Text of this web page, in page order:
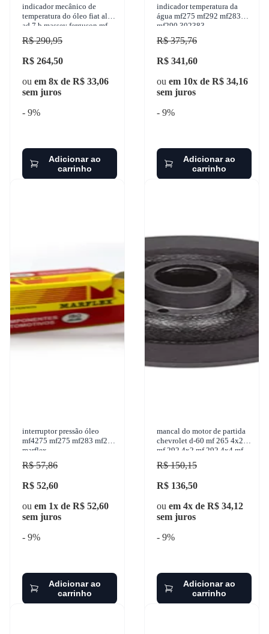
indicador mecânico de
temperatura do óleo fiat allis
ad 7 b massey ferguson mf
86 mf 250 e mf 250 e 4x4 mf
250 1950- tur
R$ 290,95
R$ 264,50
ou em 8x de R$ 33,06
sem juros
- 9%
Adicionar ao
carrinho
indicador temperatura da
água mf275 mf292 mf283
mf290 302383
R$ 375,76
R$ 341,60
ou em 10x de R$ 34,16
sem juros
- 9%
Adicionar ao
carrinho
interruptor pressão óleo
mf4275 mf275 mf283 mf290
marflex
R$ 57,86
R$ 52,60
ou em 1x de R$ 52,60
sem juros
- 9%
Adicionar ao
carrinho
mancal do motor de partida
chevrolet d-60 mf 265 4x2
mf 292 4x2 mf 292 4x4 mf
265 1950-2004 zen - 2395
R$ 150,15
R$ 136,50
ou em 4x de R$ 34,12
sem juros
- 9%
Adicionar ao
carrinho